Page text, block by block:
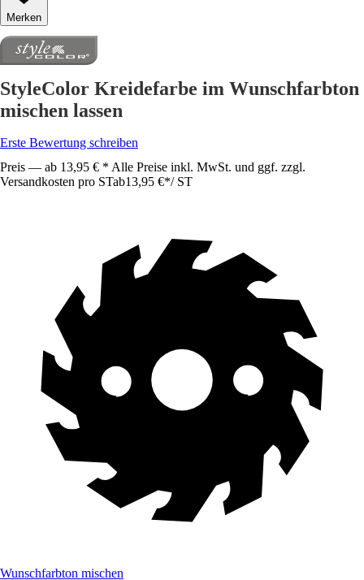
Merken
StyleColor Kreidefarbe im Wunschfarbton
mischen lassen
Erste Bewertung schreiben
Preis — ab 13,95 € * Alle Preise inkl. MwSt. und ggf. zzgl.
Versandkosten pro STab13,95 €*/ ST
Wunschfarbton mischen